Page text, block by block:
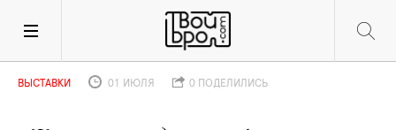
ВЫСТАВКИ 01 ИЮЛЯ 0 ПОДЕЛИЛИСЬ